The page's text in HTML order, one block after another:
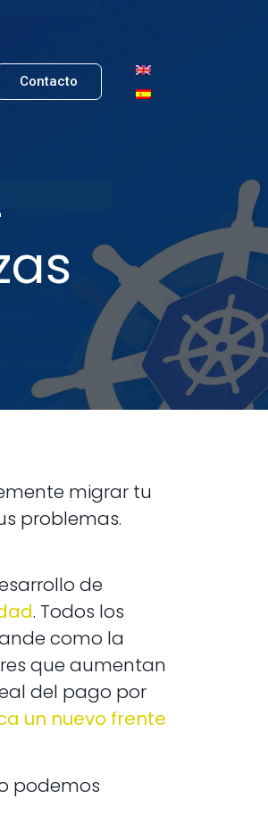
Contacto
migrar tu
problemas.
de
. Todos los
como la
que aumentan
del pago por
un nuevo frente
podemos